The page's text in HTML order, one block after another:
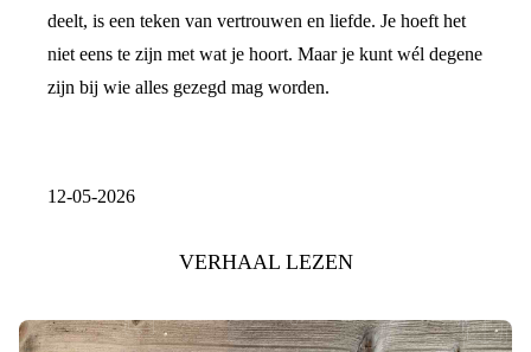
deelt, is een teken van vertrouwen en liefde. Je hoeft het
niet eens te zijn met wat je hoort. Maar je kunt wél degene
zijn bij wie alles gezegd mag worden.
12-05-2026
VERHAAL LEZEN